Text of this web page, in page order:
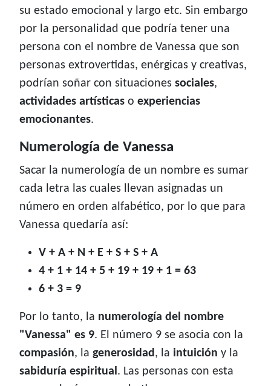
su estado emocional y largo etc. Sin embargo
por la personalidad que podría tener una
persona con el nombre de Vanessa que son
personas extrovertidas, enérgicas y creativas,
podrían soñar con situaciones sociales,
actividades artísticas o experiencias
emocionantes.
Numerología de Vanessa
Sacar la numerología de un nombre es sumar
cada letra las cuales llevan asignadas un
número en orden alfabético, por lo que para
Vanessa quedaría así:
V + A + N + E + S + S + A
4 + 1 + 14 + 5 + 19 + 19 + 1 = 63
6 + 3 = 9
Por lo tanto, la numerología del nombre
"Vanessa" es 9. El número 9 se asocia con la
compasión, la generosidad, la intuición y la
sabiduría espiritual. Las personas con esta